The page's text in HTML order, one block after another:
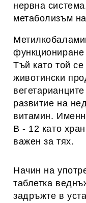
нервна
метаболизъм
функциониране
Тъй като той
животински
развитие на
витамин.
B - 12 като
важен за тях.
Начин на
таблетка
задръжте в